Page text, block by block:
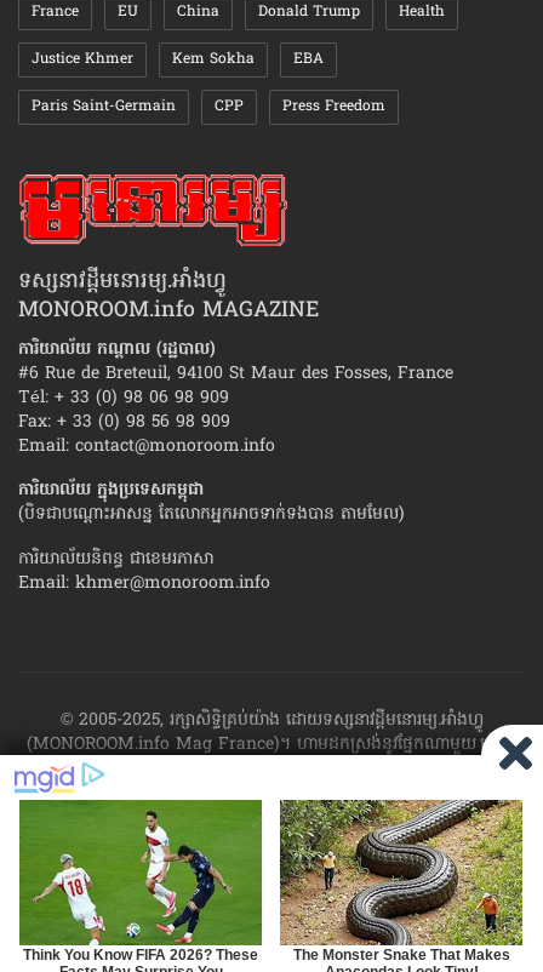
France EU China Donald Trump Health
Justice Khmer Kem Sokha EBA
Paris Saint-Germain CPP Press Freedom
ទស្សនាវដ្ដីមនោរម្យ.អាំងហ្វូ
MONOROOM.info MAGAZINE
ការិយាល័យ កណ្ដាល (រដ្ឋបាល)
#6 Rue de Breteuil, 94100 St Maur des Fosses, France
Tél: + 33 (0) 98 06 98 909
Fax: + 33 (0) 98 56 98 909
Email: contact@monoroom.info
ការិយាល័យ ក្នុង​ប្រទេស​កម្ពុជា
(បិទជាបណ្ដោះអាសន្ន តែលោកអ្នកអាចទាក់ទងបាន តាមមែល)
ការិយាល័យនិពន្ធ ជាខេមរភាសា
Email: khmer@monoroom.info
© 2005-2025, រក្សាសិទ្ធិគ្រប់យ៉ាង ដោយទស្សនាវដ្ដី​មនោរម្យ.អាំងហ្វូ
(MONOROOM.info Mag France)។ ហាម​ដក​ស្រង់​នូវ​ផ្នែក​ណា​មួយ​ ឬ​ផ្នែក​
ទាំង​អស់ ​នៃ​ការ​ផ្សាយ​របស់​ទស្សនាវដ្ដី​​មនោរម្យ.អាំងហ្វូ យក​ទៅ​​បោះពុម្ព នៅ
លើក្រដាស ឬតាម​ប្រព័ន្ធ​អេឡិច​ត្រូនិច - ផ្សាយ​តាម​រលក​ធាតុអាកាស ឬតាមប្រព័ន្ធ
អេឡិចត្រូនិច - សរសេរ​ឡើង​វិញ ឬ​ចែក​ចាយ​ តាមវិធីណាក៏ដោយ ដោយ​គ្មាន​ការ​
យល់ព្រម ជា​លាយ​លក្ខណ៍​អក្សរ​ ពី​ចាងហ្វាង​ការ​ផ្សាយ​។ផ្ទុយមកវិញ ដើម្បី​ទទួល​
បាននូវសិទ្ធិ​ទាំងនេះ សូម​ទាក់​ទង​មក​ទស្សនាវដ្ដី។
RSS SP MIRROR ARCHIVE